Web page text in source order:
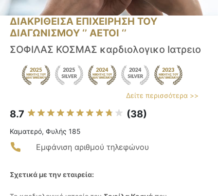
ΔΙΑΚΡΙΘΕΙΣΑ ΕΠΙΧΕΙΡΗΣΗ ΤΟΥ
ΔΙΑΓΩΝΙΣΜΟΥ ‘’ ΑΕΤΟΙ ‘’
ΣΟΦΙΛΑΣ ΚΟΣΜΑΣ καρδιολογικο Ιατρειο
Δείτε περισσότερα >>
8.7 (38)
Καματερό, Φυλής 185
Εμφάνιση αριθμού τηλεφώνου
Σχετικά με την εταιρεία: